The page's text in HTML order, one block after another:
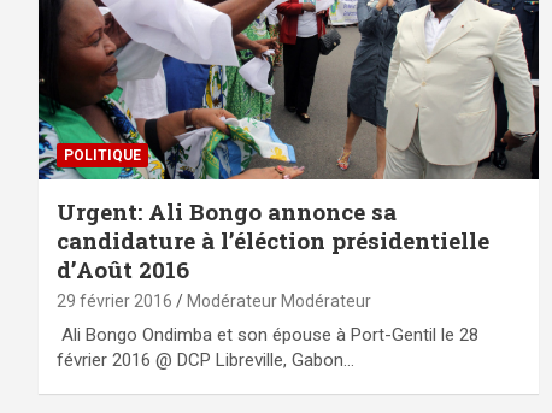
POLITIQUE
Urgent: Ali Bongo annonce sa
candidature à l’éléction présidentielle
d’Août 2016
29 février 2016 Modérateur Modérateur
Ali Bongo Ondimba et son épouse à Port-Gentil le 28
février 2016 @ DCP Libreville, Gabon…